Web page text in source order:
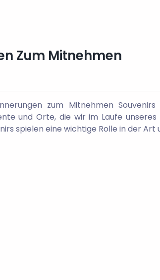
Zum Mitnehmen
zum Mitnehmen
und Orte, die wir im Laufe
spielen eine wichtige Rolle in der Art